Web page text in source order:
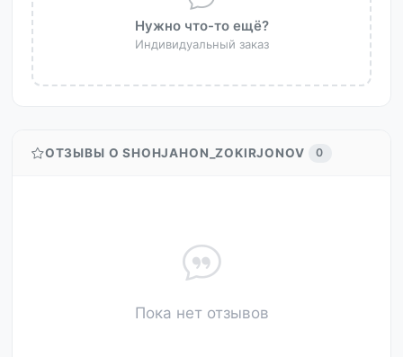
Нужно что-то ещё?
Индивидуальный заказ
ОТЗЫВЫ О SHOHJAHON_ZOKIRJONOV 0
Пока нет отзывов